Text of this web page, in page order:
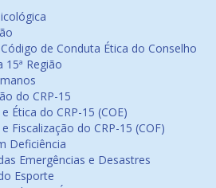
de Conduta Ética do Conselho
15ª Região
do CRP-15
Ética do CRP-15 (COE)
Fiscalização do CRP-15 (COF)
Deficiência
Emergências e Desastres
Esporte